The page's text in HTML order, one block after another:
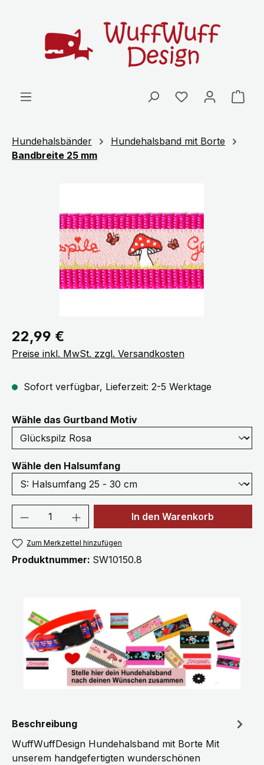
Hundehalsbänder
Hundehalsband mit Borte
Bandbreite 25 mm
Regulärer Preis:
22,99 €
Preise inkl. MwSt. zzgl. Versandkosten
Sofort verfügbar, Lieferzeit: 2-5 Werktage
Wähle das Gurtband Motivauswählen
Wähle den Halsumfangauswählen
Produkt Anzahl: Gib denIn den Warenkorb
Zum Merkzettel hinzufügen
Produktnummer: SW10150.8
Beschreibung
WuffWuffDesign Hundehalsband mit Borte Mit
unserem handgefertigten wunderschönen